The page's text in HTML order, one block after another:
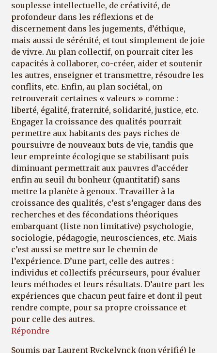
souplesse intellectuelle, de créativité, de
profondeur dans les réflexions et de
discernement dans les jugements, d’éthique,
mais aussi de sérénité, et tout simplement de joie
de vivre. Au plan collectif, on pourrait citer les
capacités à collaborer, co-créer, aider et soutenir
les autres, enseigner et transmettre, résoudre les
conflits, etc. Enfin, au plan sociétal, on
retrouverait certaines « valeurs » comme :
liberté, égalité, fraternité, solidarité, justice, etc.
Engager la croissance des qualités pourrait
permettre aux habitants des pays riches de
poursuivre de nouveaux buts de vie, tandis que
leur empreinte écologique se stabilisant puis
diminuant permettrait aux pauvres d’accéder
enfin au seuil du bonheur (quantitatif) sans
mettre la planète à genoux. Travailler à la
croissance des qualités, c’est s’engager dans des
recherches et des fécondations théoriques
embarquant (liste non limitative) psychologie,
sociologie, pédagogie, neurosciences, etc. Mais
c’est aussi se mettre sur le chemin de
l’expérience. D’une part, celle des autres :
individus et collectifs précurseurs, pour évaluer
leurs méthodes et leurs résultats. D’autre part les
expériences que chacun peut faire et dont il peut
rendre compte, pour sa propre croissance et
pour celle des autres.
Répondre
Soumis par Laurent Ryckelynck (non vérifié) le